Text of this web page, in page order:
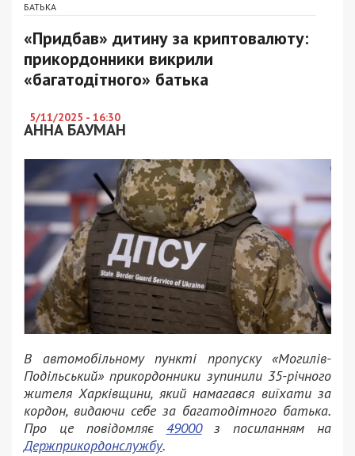
БАТЬКА
«Придбав» дитину за криптовалюту:
прикордонники викрили
«багатодітного» батька
5/11/2025 - 16:30
АННА БАУМАН
В автомобільному пункті пропуску «Могилів-
Подільський» прикордонники зупинили 35-річного
жителя Харківщини, який намагався виїхати за
кордон, видаючи себе за багатодітного батька.
Про це повідомляє 49000з посиланням на
Держприкордонслужбу.